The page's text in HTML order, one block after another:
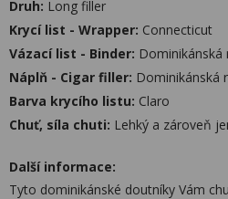
Druh: Long filler
Krycí list - Wrapper: Connecticut
Vázací list - Binder: Dominikánská
Náplň - Cigar filler: Dominikánská
Barva krycího listu: Claro
Chuť, síla chuti: Lehký a zároveň
Další informace:
Tyto dominikánské doutníky Vám